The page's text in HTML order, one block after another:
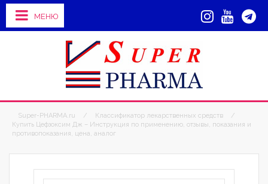
МЕНЮ
Super-PHARMA.ru / Классификатор лекарственных средств
/
Купить Цефзоксим Дж – Инструкция по применению, отзывы, показания и
противопоказания, цена, аналог